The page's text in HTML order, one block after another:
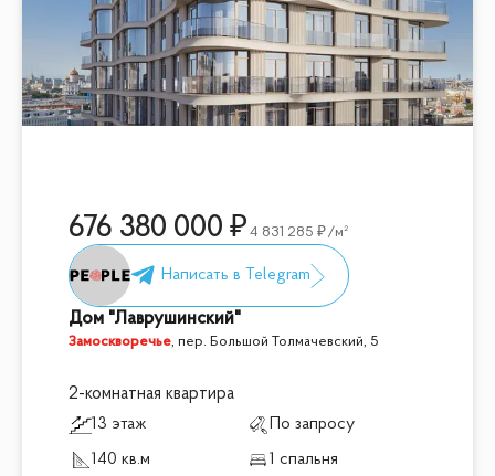
676 380 000 4 831 285 /м²
Дом "Лаврушинский"
Замоскворечье,пер. Большой Толмачевский, 5
2-комнатная квартира
13 этаж
По запросу
140 кв.м
1 спальня